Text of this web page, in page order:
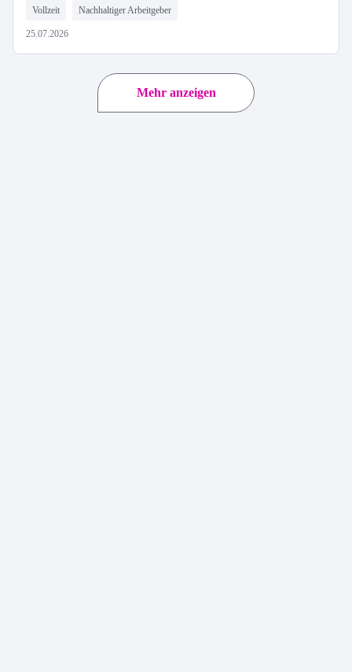
Vollzeit Nachhaltiger Arbeitgeber
25.07.2026
Mehr anzeigen